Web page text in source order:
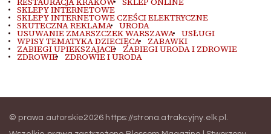
SKLEPY INTERNETOWE
SKLEPY INTERNETOWE CZEŚCI ELEKTRYCZNE
SKUTECZNA REKLAMA URODA
USUWANIE ZMARSZCZEK WARSZAWA USŁUGI
WPISY TEMATYKA DZIECIĘCA ZABAWKI
ZABIEGI UPIEKSZAJACE ZABIEGI URODA I ZDROWIE
ZDROWIE ZDROWIE I URODA
© prawa autorskie2026 https://strona.atrakcyjny.elk.pl .